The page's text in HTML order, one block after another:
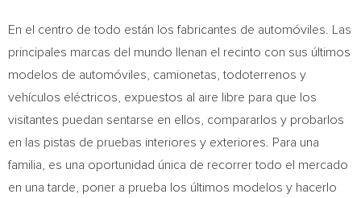
En el centro de todo están los fabricantes de automóviles. Las
principales marcas del mundo llenan el recinto con sus últimos
modelos de automóviles, camionetas, todoterrenos y
vehículos eléctricos, expuestos al aire libre para que los
visitantes puedan sentarse en ellos, compararlos y probarlos
en las pistas de pruebas interiores y exteriores. Para una
familia, es una oportunidad única de recorrer todo el mercado
en una tarde, poner a prueba los últimos modelos y hacerlo